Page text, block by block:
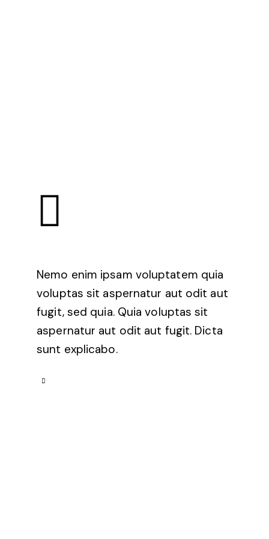
Nemo enim ipsam voluptatem quia
voluptas sit aspernatur aut odit aut
fugit, sed quia. Quia voluptas sit
aspernatur aut odit aut fugit. Dicta
sunt explicabo.